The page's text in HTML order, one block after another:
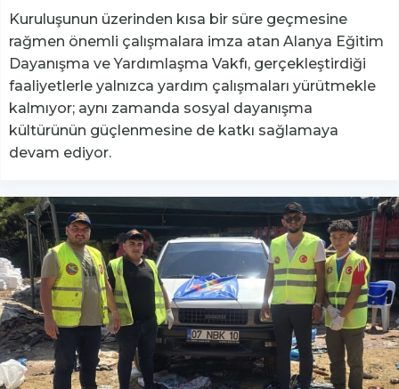
Kuruluşunun üzerinden kısa bir süre geçmesine
rağmen önemli çalışmalara imza atan Alanya Eğitim
Dayanışma ve Yardımlaşma Vakfı, gerçekleştirdiği
faaliyetlerle yalnızca yardım çalışmaları yürütmekle
kalmıyor; aynı zamanda sosyal dayanışma
kültürünün güçlenmesine de katkı sağlamaya
devam ediyor.